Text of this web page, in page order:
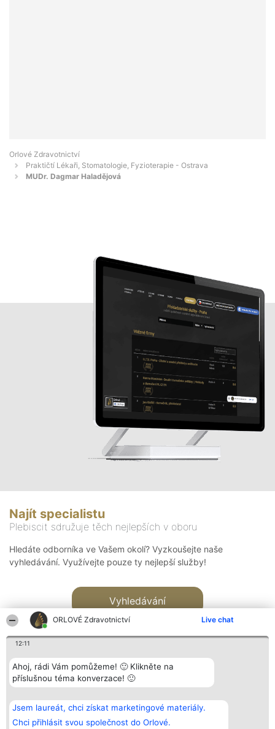
ORLOVÉ Zdravotnictví Live chat
12:11
Ahoj, rádi Vám pomůžeme! 🙂 Klikněte na
příslušnou téma konverzace! 🙂
Jsem laureát, chci získat marketingové materiály.
Chci přihlásit svou společnost do Orlové.
Orlové Zdravotnictví
Praktičtí Lékaři, Stomatologie, Fyzioterapie - Ostrava
MUDr. Dagmar Haladějová
Najít specialistu
Plebiscit sdružuje těch nejlepších v oboru
Hledáte odborníka ve Vašem okolí? Vyzkoušejte naše
vyhledávání. Využívejte pouze ty nejlepší služby!
Vyhledávání
Bright Side Solutions sp. z o.
o. sp. k.
ul. Ruska 22
Wrocław 50-079
Vítězové
Seznam všech
laureátů
Zásady
Kontakt